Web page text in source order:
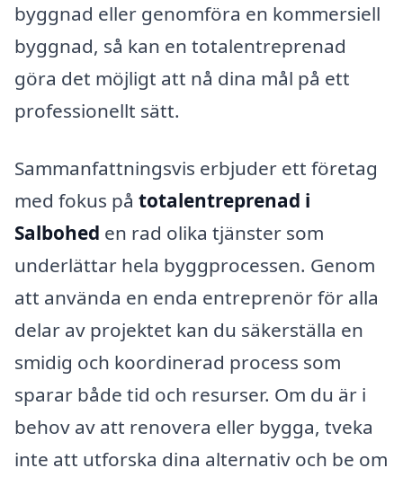
byggnad eller genomföra en kommersiell
byggnad, så kan en totalentreprenad
göra det möjligt att nå dina mål på ett
professionellt sätt.
Sammanfattningsvis erbjuder ett företag
med fokus på totalentreprenad i
Salbohed en rad olika tjänster som
underlättar hela byggprocessen. Genom
att använda en enda entreprenör för alla
delar av projektet kan du säkerställa en
smidig och koordinerad process som
sparar både tid och resurser. Om du är i
behov av att renovera eller bygga, tveka
inte att utforska dina alternativ och be om